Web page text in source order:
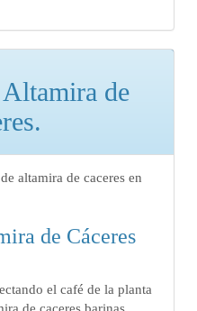
Altamira de
de Cáceres